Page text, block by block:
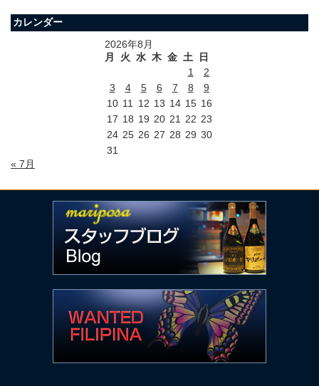
カレンダー
2026年8月
月
火 水 木 金 土
日
1
2
3
4 5 6 7 8
9
10 11 12 13 14 15 16
17 18 19 20 21 22 23
24 25 26 27 28 29 30
31
« 7月